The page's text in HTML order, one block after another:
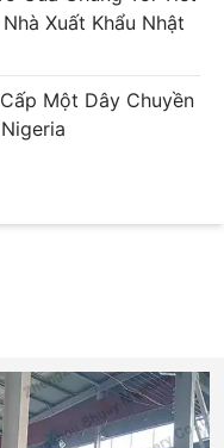
Xuất Khẩu Nhật
Một Dây Chuyền